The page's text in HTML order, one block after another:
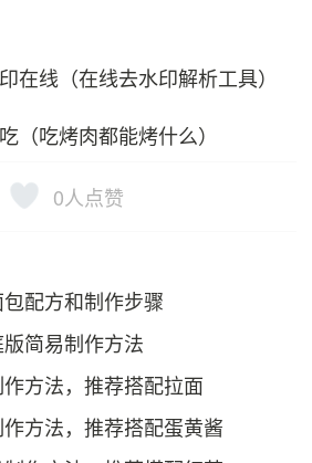
在线（在线去水印解析工具）
（吃烤肉都能烤什么）
0人点赞
配方和制作步骤
简易制作方法
方法，推荐搭配拉面
方法，推荐搭配蛋黄酱